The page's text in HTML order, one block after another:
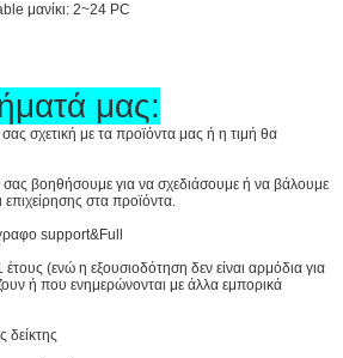
μανίκι: 2~24 PC
μας:
σχετική με τα προϊόντα μας ή η τιμή θα
βοηθήσουμε για να σχεδιάσουμε ή να βάλουμε
στα προϊόντα.
support&Full
(ενώ η εξουσιοδότηση δεν είναι αρμόδια για
ή που ενημερώνονται με άλλα εμπορικά
δείκτης